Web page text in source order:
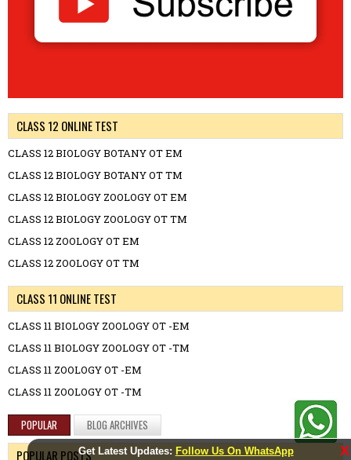
Get Latest Updates: Follow Us On WhatsApp X
CLASS 12 ONLINE TEST
CLASS 12 BIOLOGY BOTANY OT EM
CLASS 12 BIOLOGY BOTANY OT TM
CLASS 12 BIOLOGY ZOOLOGY OT EM
CLASS 12 BIOLOGY ZOOLOGY OT TM
CLASS 12 ZOOLOGY OT EM
CLASS 12 ZOOLOGY OT TM
CLASS 11 ONLINE TEST
CLASS 11 BIOLOGY ZOOLOGY OT -EM
CLASS 11 BIOLOGY ZOOLOGY OT -TM
CLASS 11 ZOOLOGY OT -EM
CLASS 11 ZOOLOGY OT -TM
POPULAR BLOG ARCHIVES
POPULAR POSTS